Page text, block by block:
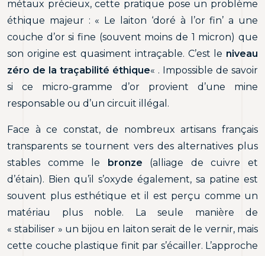
métaux précieux, cette pratique pose un problème
éthique majeur : « Le laiton ‘doré à l’or fin’ a une
couche d’or si fine (souvent moins de 1 micron) que
son origine est quasiment intraçable. C’est le niveau
zéro de la traçabilité éthique« . Impossible de savoir
si ce micro-gramme d’or provient d’une mine
responsable ou d’un circuit illégal.
Face à ce constat, de nombreux artisans français
transparents se tournent vers des alternatives plus
stables comme le
bronze (alliage de cuivre et
d’étain). Bien qu’il s’oxyde également, sa patine est
souvent plus esthétique et il est perçu comme un
matériau plus noble. La seule manière de
« stabiliser » un bijou en laiton serait de le vernir, mais
cette couche plastique finit par s’écailler. L’approche